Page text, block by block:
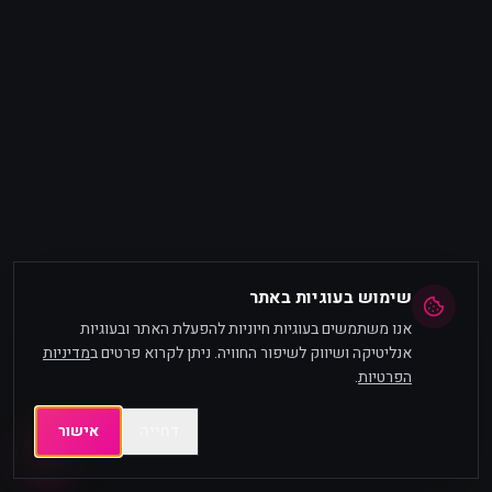
שימוש בעוגיות באתר
אנו משתמשים בעוגיות חיוניות להפעלת האתר ובעוגיות
אנליטיקה ושיווק לשיפור החוויה. ניתן לקרוא פרטים במדיניות
הפרטיות.
אישור